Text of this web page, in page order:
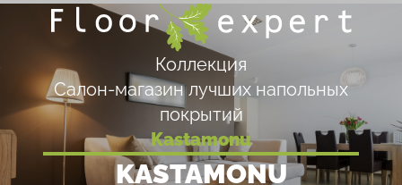
Коллекция
Салон-магазин лучших напольных
покрытий
Kastamonu
KASTAMONU